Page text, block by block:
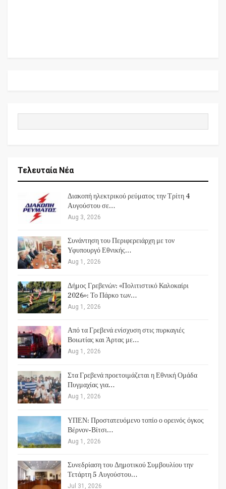
Τελευταία Νέα
Διακοπή ηλεκτρικού ρεύματος την Τρίτη 4
Αυγούστου σε…
Aug 3, 2026
Συνάντηση του Περιφερειάρχη με τον
Υφυπουργό Εθνικής…
Aug 1, 2026
Δήμος Γρεβενών: «Πολιτιστικό Καλοκαίρι
2026»: Το Πάρκο των…
Aug 1, 2026
Από τα Γρεβενά ενίσχυση στις πυρκαγιές
Βοιωτίας και Άρτας με…
Aug 1, 2026
Στα Γρεβενά προετοιμάζεται η Εθνική Ομάδα
Πυγμαχίας για…
Aug 1, 2026
ΥΠΕΝ: Προστατευόμενο τοπίο ο ορεινός όγκος
Βέρνον-Βίτσι…
Aug 1, 2026
Συνεδρίαση του Δημοτικού Συμβουλίου την
Τετάρτη 5 Αυγούστου…
Jul 31, 2026